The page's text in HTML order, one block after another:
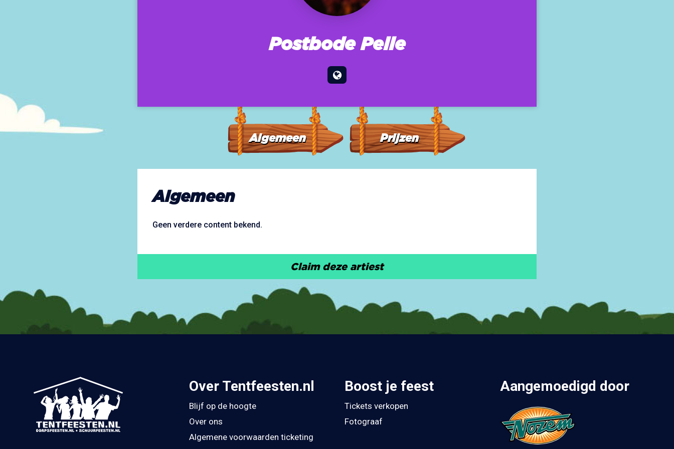
Postbode Pelle
Algemeen Prijzen
Algemeen
Geen verdere content bekend.
Claim deze artiest
Over Tentfeesten.nl
Blijf op de hoogte
Over ons
Algemene voorwaarden ticketing
Boost je feest
Tickets verkopen
Fotograaf
Aangemoedigd door